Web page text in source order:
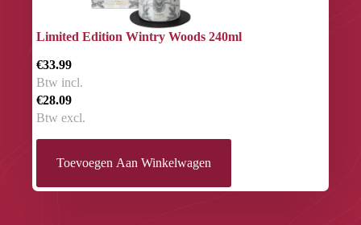
Limited Edition Wintry Woods 240ml
€33.99
Btw incl.
€28.09
Btw excl.
Toevoegen Aan Winkelwagen